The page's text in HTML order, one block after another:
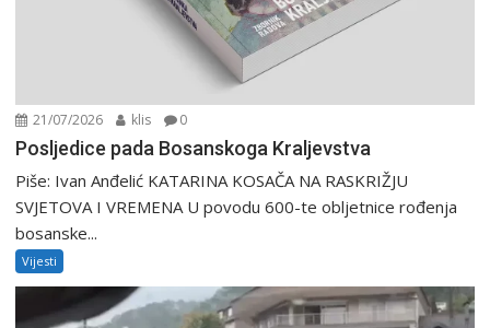
21/07/2026 klis 0
Posljedice pada Bosanskoga Kraljevstva
Piše: Ivan Anđelić KATARINA KOSAČA NA RASKRIŽJU
SVJETOVA I VREMENA U povodu 600-te obljetnice rođenja
bosanske...
Vijesti